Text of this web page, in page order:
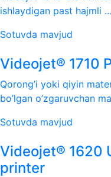
ishlaydigan past hajmli ...
Sotuvda mavjud
Videojet® 1710
Qorong’i yoki qiyin
bo’lgan o’zgaruvchan
Sotuvda mavjud
Videojet® 1620
printer